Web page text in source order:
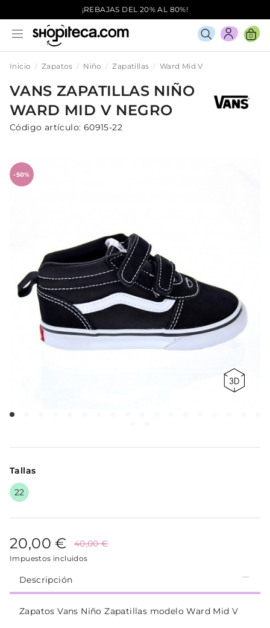
¡REBAJAS DEL 20% AL 80%!
0
Inicio Zapatos Niño Zapatillas Ward Mid V
VANS ZAPATILLAS NIÑO
WARD MID V NEGRO
Código artículo: 60915-22
-50%
Tallas
22
20,00 € 40,00 €
Impuestos incluidos
Descripción
Zapatos Vans Niño Zapatillas modelo Ward Mid V